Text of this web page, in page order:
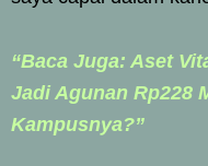
“Baca Juga: Aset
Jadi Agunan Rp228
Kampusnya?”